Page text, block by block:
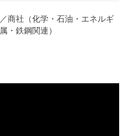
／商社（化学・石油・エネルギ
・鉄鋼関連）